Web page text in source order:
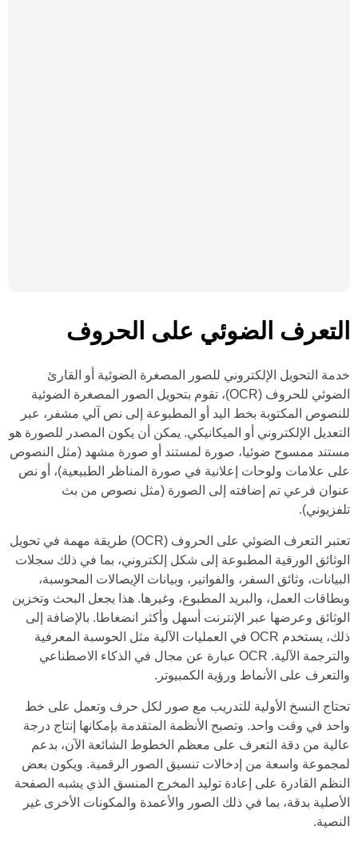
التعرف الضوئي على الحروف
خدمة التحويل الإلكتروني للصور المصغرة الضوئية أو القارئ
الضوئي للحروف (OCR)، تقوم بتحويل الصور المصغرة الضوئية
للنصوص المكتوبة بخط اليد أو المطبوعة إلى نص آلي مشفر، عبر
التعديل الإلكتروني أو الميكانيكي. يمكن أن يكون المصدر للصورة هو
مستند ممسوح ضوئيا، صورة لمستند أو صورة مشهد (مثل النصوص
على علامات ولوحات إعلانية في صورة المناظر الطبيعية)، أو نص
عنوان فرعي تم إضافته إلى الصورة (مثل نصوص من بث
تلفزيوني).
تعتبر التعرف الضوئي على الحروف (OCR) طريقة مهمة في تحويل
الوثائق الورقية المطبوعة إلى شكل إلكتروني، بما في ذلك سجلات
البيانات، وثائق السفر، والفواتير، وبيانات الإيصالات المحوسبة،
وبطاقات العمل، والبريد المطبوع، وغيرها. هذا يجعل البحث وتخزين
الوثائق وعرضها عبر الإنترنت أسهل وأكثر انضغاطا. بالإضافة إلى
ذلك، يستخدم OCR في العمليات الآلية مثل الحوسبة المعرفية
والترجمة الآلية. OCR عبارة عن مجال في الذكاء الاصطناعي
والتعرف على الأنماط ورؤية الكمبيوتر.
تحتاج النسخ الأولية للتدريب مع صور لكل حرف وتعمل على خط
واحد في وقت واحد. وتصبح الأنظمة المتقدمة بإمكانها إنتاج درجة
عالية من دقة التعرف على معظم الخطوط الشائعة الآن، بدعم
لمجموعة واسعة من إدخالات تنسيق الصور الرقمية. ويكون بعض
النظم القادرة على إعادة توليد المخرج المنسق الذي يشبه الصفحة
الأصلية بدقة، بما في ذلك الصور والأعمدة والمكونات الأخرى غير
النصية.